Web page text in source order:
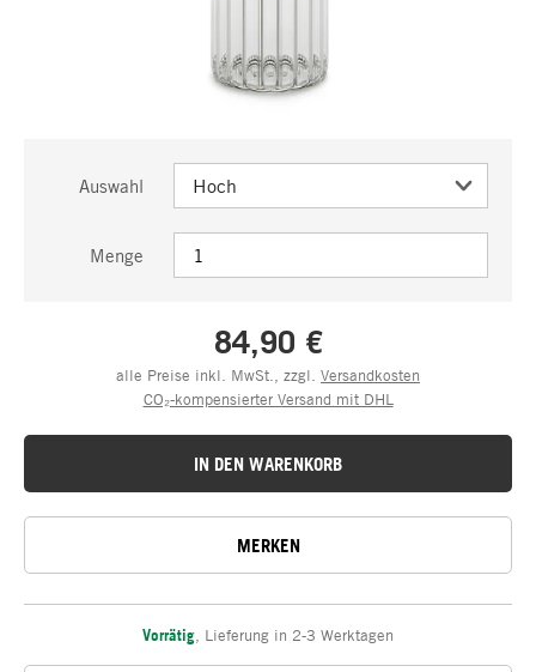
Auswahl
Menge
84,90 €
alle Preise inkl. MwSt., zzgl. Versandkosten
CO₂-kompensierter Versand mit DHL
IN DEN WARENKORB
MERKEN
Vorrätig Lieferung in 2-3 Werktagen